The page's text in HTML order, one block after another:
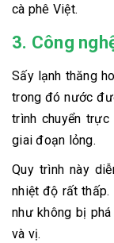
cà phê Việt.
3. Công
Sấy lạnh thăng
trong đó nước
trình chuyển
giai đoạn lỏng.
Quy trình này
nhiệt độ rất thấp.
như không bị
và vị.